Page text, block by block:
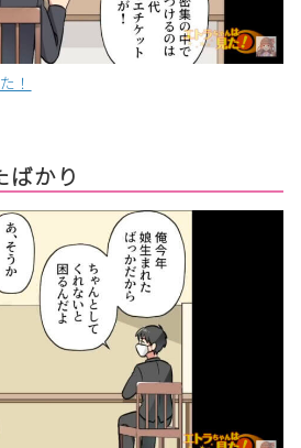
！
ばかり